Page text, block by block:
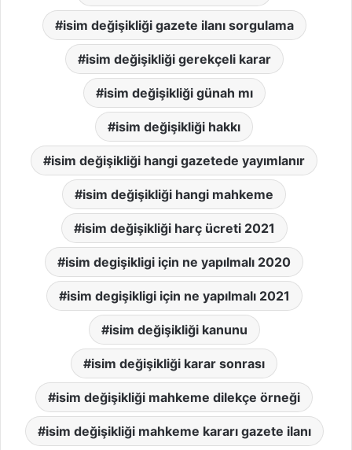
isim değişikliği gazete ilanı sorgulama
isim değişikliği gerekçeli karar
isim değişikliği günah mı
isim değişikliği hakkı
isim değişikliği hangi gazetede yayımlanır
isim değişikliği hangi mahkeme
isim değişikliği harç ücreti 2021
isim degişikligi için ne yapılmalı 2020
isim degişikligi için ne yapılmalı 2021
isim değişikliği kanunu
isim değişikliği karar sonrası
isim değişikliği mahkeme dilekçe örneği
isim değişikliği mahkeme kararı gazete ilanı